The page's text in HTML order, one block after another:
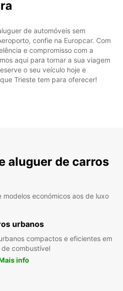
de automóveis sem
confie na Europcar. Com
e compromisso com a
aqui para tornar a sua viagem
o seu veículo hoje e
Trieste tem para oferecer!
aluguer de carros
modelos económicos aos de luxo
urbanos
compactos e eficientes em
combustível
info